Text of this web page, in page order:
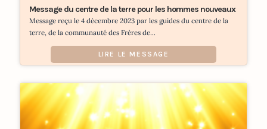
Message du centre de la terre pour les hommes nouveaux
Message reçu le 4 décembre 2023 par les guides du centre de la
terre, de la communauté des Frères de...
LIRE LE MESSAGE